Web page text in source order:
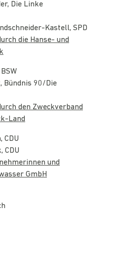
Die Linke
Kastell, SPD
die Hanse- und
Bündnis 90/Die
den Zweckverband
Land
CDU
CDU
und
GmbH